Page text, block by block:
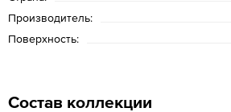
Производитель:
Поверхность:
Состав коллекции